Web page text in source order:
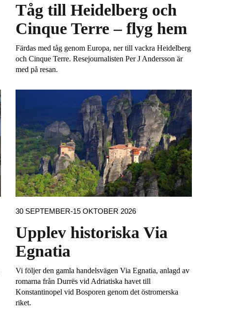
Tåg till Heidelberg och
Cinque Terre – flyg hem
Färdas med tåg genom Europa, ner till vackra Heidelberg
och Cinque Terre. Resejournalisten Per J Andersson är
med på resan.
30 SEPTEMBER-15 OKTOBER 2026
Upplev historiska Via
Egnatia
Vi följer den gamla handelsvägen Via Egnatia, anlagd av
romarna från Durrës vid Adriatiska havet till
Konstantinopel vid Bosporen genom det östromerska
riket.